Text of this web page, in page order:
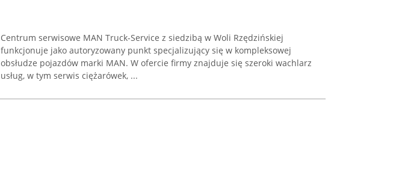
Centrum serwisowe MAN Truck-Service z siedzibą w Woli Rzędzińskiej
funkcjonuje jako autoryzowany punkt specjalizujący się w kompleksowej
obsłudze pojazdów marki MAN. W ofercie firmy znajduje się szeroki wachlarz
usług, w tym serwis ciężarówek, ...